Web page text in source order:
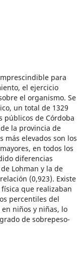
para
el ejercicio
el organismo. Se
un total de 1329
públicos de Córdoba
la provincia de
más elevados son los
en todos los
diferencias
Lohman y la de
(0,923). Existe
que realizaban
percentiles del
en niños y niñas, lo
de sobrepeso-